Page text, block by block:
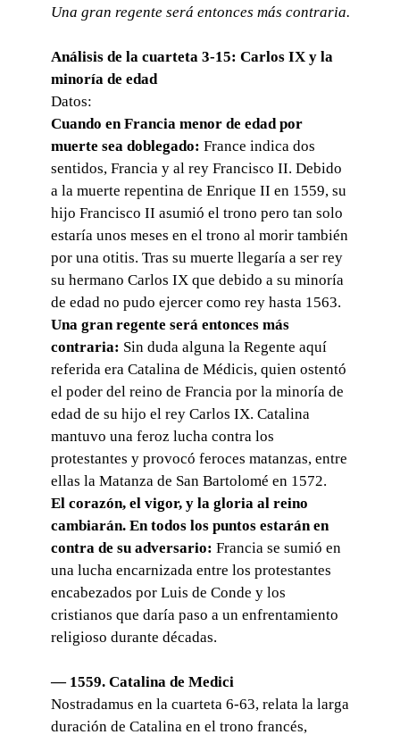
Una gran regente será entonces más contraria.
Análisis de la cuarteta 3-15: Carlos IX y la
minoría de edad
Datos:
Cuando en Francia menor de edad por
muerte sea doblegado: France indica dos
sentidos, Francia y al rey Francisco II. Debido
a la muerte repentina de Enrique II en 1559, su
hijo Francisco II asumió el trono pero tan solo
estaría unos meses en el trono al morir también
por una otitis. Tras su muerte llegaría a ser rey
su hermano Carlos IX que debido a su minoría
de edad no pudo ejercer como rey hasta 1563.
Una gran regente será entonces más
contraria: Sin duda alguna la Regente aquí
referida era Catalina de Médicis, quien ostentó
el poder del reino de Francia por la minoría de
edad de su hijo el rey Carlos IX. Catalina
mantuvo una feroz lucha contra los
protestantes y provocó feroces matanzas, entre
ellas la Matanza de San Bartolomé en 1572.
El corazón, el vigor, y la gloria al reino
cambiarán. En todos los puntos estarán en
contra de su adversario: Francia se sumió en
una lucha encarnizada entre los protestantes
encabezados por Luis de Conde y los
cristianos que daría paso a un enfrentamiento
religioso durante décadas.
— 1559. Catalina de Medici
Nostradamus en la cuarteta 6-63, relata la larga
duración de Catalina en el trono francés,